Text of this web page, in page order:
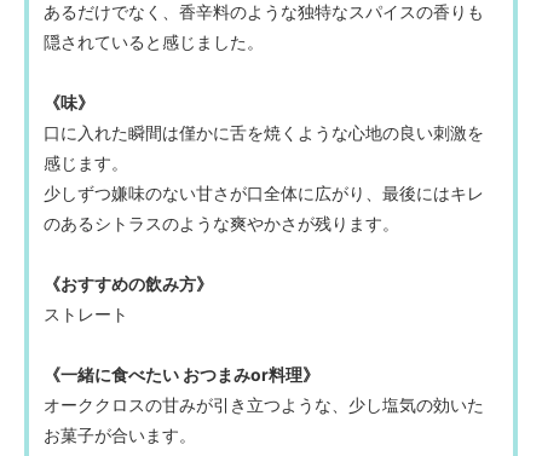
あるだけでなく、香辛料のような独特なスパイスの香りも
隠されていると感じました。
《味》
口に入れた瞬間は僅かに舌を焼くような心地の良い刺激を
感じます。
少しずつ嫌味のない甘さが口全体に広がり、最後にはキレ
のあるシトラスのような爽やかさが残ります。
《おすすめの飲み方》
ストレート
《一緒に食べたい おつまみor料理》
オーククロスの甘みが引き立つような、少し塩気の効いた
お菓子が合います。